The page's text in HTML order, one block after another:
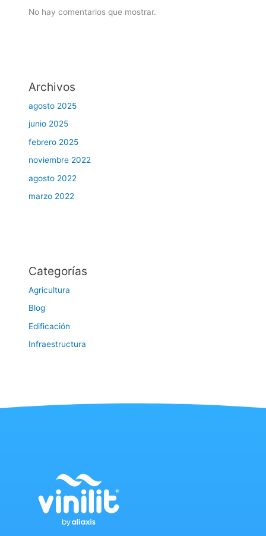
No hay comentarios que mostrar.
Archivos
agosto 2025
junio 2025
febrero 2025
noviembre 2022
agosto 2022
marzo 2022
Categorías
Agricultura
Blog
Edificación
Infraestructura